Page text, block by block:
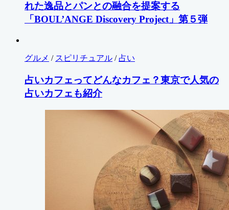
れた逸品とパンとの融合を提案する
「BOUL’ANGE Discovery Project」第５弾
グルメ / スピリチュアル / 占い
占いカフェってどんなカフェ？東京で人気の
占いカフェも紹介